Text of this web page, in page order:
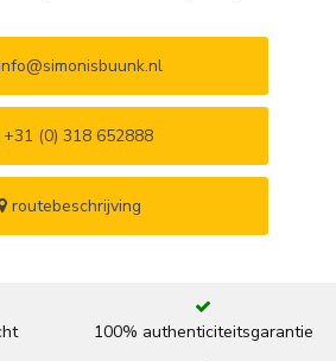
+31 (0) 318 652888
routebeschrijving
100% authenticiteitsgarantie